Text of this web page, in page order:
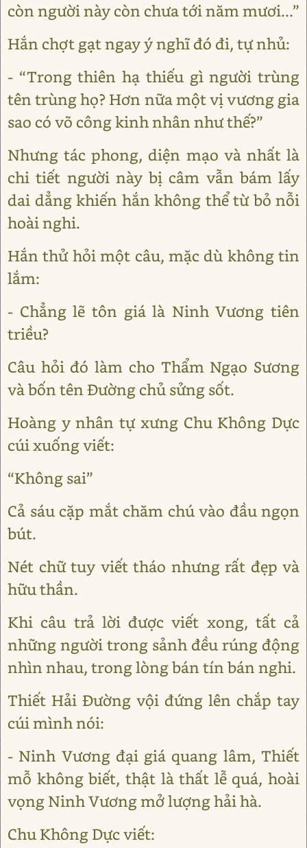
còn người này còn chưa tới năm mươi...”
Hắn chợt gạt ngay ý nghĩ đó đi, tự nhủ:
- “Trong thiên hạ thiếu gì người trùng
tên trùng họ? Hơn nữa một vị vương gia
sao có võ công kinh nhân như thế?”
Nhưng tác phong, diện mạo và nhất là
chi tiết người này bị câm vẫn bám lấy
dai dẳng khiến hắn không thể từ bỏ nỗi
hoài nghi.
Hắn thử hỏi một câu, mặc dù không tin
lắm:
- Chẳng lẽ tôn giá là Ninh Vương tiên
triều?
Câu hỏi đó làm cho Thẩm Ngạo Sương
và bốn tên Đường chủ sửng sốt.
Hoàng y nhân tự xưng Chu Không Dực
cúi xuống viết:
“Không sai”
Cả sáu cặp mắt chăm chú vào đầu ngọn
bút.
Nét chữ tuy viết tháo nhưng rất đẹp và
hữu thần.
Khi câu trả lời được viết xong, tất cả
những người trong sảnh đều rúng động
nhìn nhau, trong lòng bán tín bán nghi.
Thiết Hải Đường vội đứng lên chắp tay
cúi mình nói:
- Ninh Vương đại giá quang lâm, Thiết
mỗ không biết, thật là thất lễ quá, hoài
vọng Ninh Vương mở lượng hải hà.
Chu Không Dực viết: